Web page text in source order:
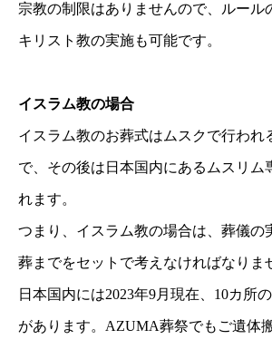
宗教の制限はありませんので、ルール
キリスト教の実施も可能です。
イスラム教の場合
イスラム教のお葬式はムスクで行われ
で、その後は日本国内にあるムスリム
れます。
つまり、イスラム教の場合は、葬儀の
葬までをセットで考えなければなりま
日本国内には2023年9月現在、10カ所
があります。AZUMA葬祭でもご遺体